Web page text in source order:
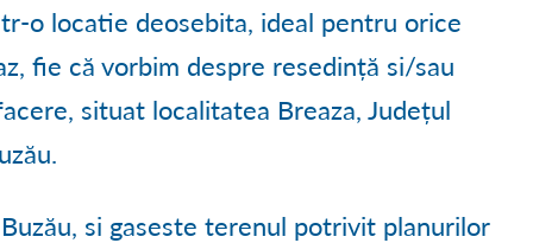
PROCESE VERBALE C.L.
CONVOCĂRI ȘEDINȚE C.L.
RAPOARTE DE ACTIVITATE C.L.
● TURISM LA BREAZA
● HARTA TURISTICĂ
● DECLARAȚII DE INTERESE
● TRANSPARENȚĂ
● TRANSPARENȚĂ
o locatie deosebita, ideal pentru orice
fie că vorbim despre resedință si/sau
situat localitatea Breaza, Județul
si gaseste terenul potrivit planurilor